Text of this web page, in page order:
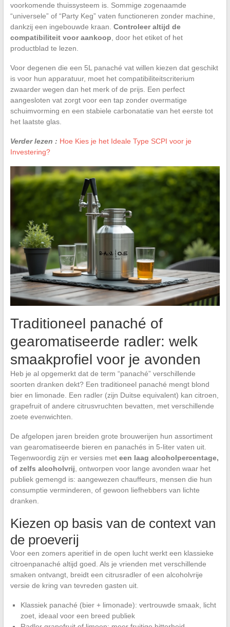
voorkomende thuissysteem is. Sommige zogenaamde
“universele” of “Party Keg” vaten functioneren zonder machine,
dankzij een ingebouwde kraan. Controleer altijd de
compatibiliteit voor aankoop , door het etiket of het
productblad te lezen.
Voor degenen die een 5L panaché vat willen kiezen dat geschikt
is voor hun apparatuur, moet het compatibiliteitscriterium
zwaarder wegen dan het merk of de prijs. Een perfect
aangesloten vat zorgt voor een tap zonder overmatige
schuimvorming en een stabiele carbonatatie van het eerste tot
het laatste glas.
Verder lezen : Hoe Kies je het Ideale Type SCPI voor je
Investering?
Traditioneel panaché of
gearomatiseerde radler: welk
smaakprofiel voor je avonden
Heb je al opgemerkt dat de term “panaché” verschillende
soorten dranken dekt? Een traditioneel panaché mengt blond
bier en limonade. Een radler (zijn Duitse equivalent) kan citroen,
grapefruit of andere citrusvruchten bevatten, met verschillende
zoete evenwichten.
De afgelopen jaren breiden grote brouwerijen hun assortiment
van gearomatiseerde bieren en panachés in 5-liter vaten uit.
Tegenwoordig zijn er versies met een laag alcoholpercentage,
of zelfs alcoholvrij , ontworpen voor lange avonden waar het
publiek gemengd is: aangewezen chauffeurs, mensen die hun
consumptie verminderen, of gewoon liefhebbers van lichte
dranken.
Kiezen op basis van de context van
de proeverij
Voor een zomers aperitief in de open lucht werkt een klassieke
citroenpanaché altijd goed. Als je vrienden met verschillende
smaken ontvangt, breidt een citrusradler of een alcoholvrije
versie de kring van tevreden gasten uit.
Klassiek panaché (bier + limonade): vertrouwde smaak, licht
zoet, ideaal voor een breed publiek